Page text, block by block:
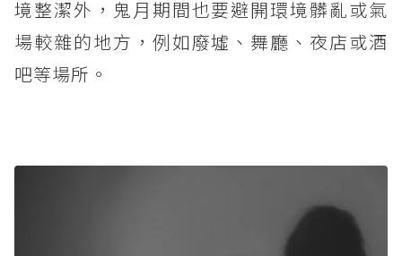
境整潔外，鬼月期間也要避開環境髒亂或氣
場較雜的地方，例如廢墟、舞廳、夜店或酒
吧等場所。